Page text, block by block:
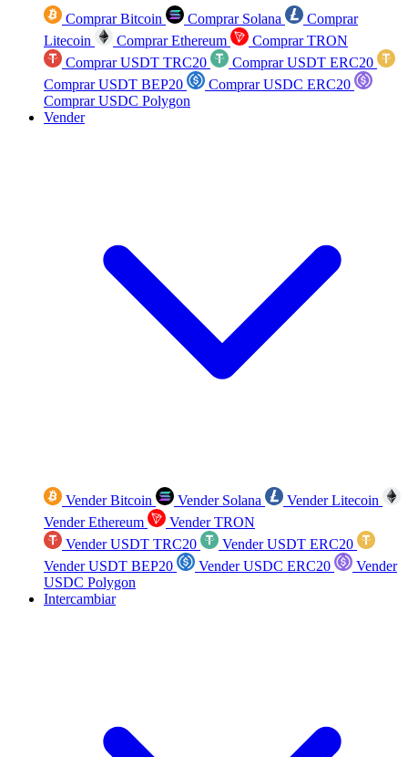
Comprar Bitcoin Comprar Solana
Comprar
Litecoin
Comprar Ethereum
Comprar TRON
Comprar USDT TRC20
Comprar USDT ERC20
Comprar USDT BEP20
Comprar USDC ERC20
Comprar USDC Polygon
Vender
Vender Bitcoin Vender Solana
Vender Litecoin
Vender Ethereum
Vender TRON
Vender USDT TRC20
Vender USDT ERC20
Vender USDT BEP20
Vender USDC ERC20
Vender
USDC Polygon
Intercambiar